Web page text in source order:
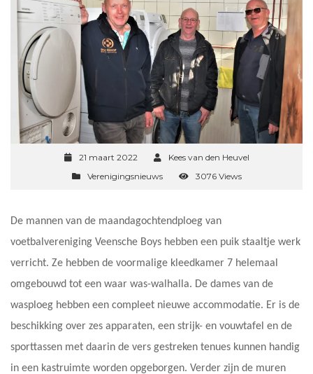
21 maart 2022
Kees van den Heuvel
Verenigingsnieuws
3076 Views
De mannen van de maandagochtendploeg van
voetbalvereniging Veensche Boys hebben een puik staaltje werk
verricht. Ze hebben de voormalige kleedkamer 7 helemaal
omgebouwd tot een waar was-walhalla. De dames van de
wasploeg hebben een compleet nieuwe accommodatie. Er is de
beschikking over zes apparaten, een strijk- en vouwtafel en de
sporttassen met daarin de vers gestreken tenues kunnen handig
in een kastruimte worden opgeborgen. Verder zijn de muren